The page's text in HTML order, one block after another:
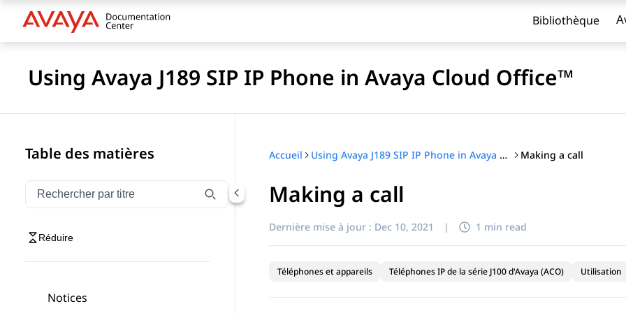
Bibliothèque
Using Avaya J189 SIP IP Phone in Avaya Cloud Office™
Table des matières
Filtrer la navigation par titre
Saisissez pour filtrer les éléments de navigation par titre
Réduire
Notices
Accueil Using Avaya J189 SIP IP Phone in Avaya Cloud Office™ Making a call
Making a call
Dernière mise à jour : Dec 10, 2021 | 1 min read
Téléphones et appareils Téléphones IP de la série J100 d'Avaya (ACO) Utilisation